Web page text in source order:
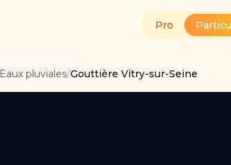
Pro
Eaux pluviales/Gouttière Vitry-sur-Seine